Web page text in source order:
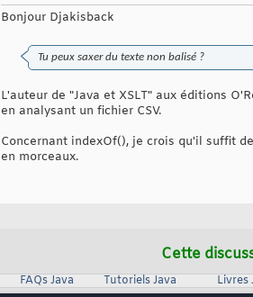
Bonjour Djakisback
Tu peux saxer du texte non balisé ?
L'auteur de "Java et XSLT" aux éditions
en analysant un fichier CSV.
Concernant indexOf(), je crois qu'il suffit
en morceaux.
Cette
FAQs Java Tutoriels Java Livres